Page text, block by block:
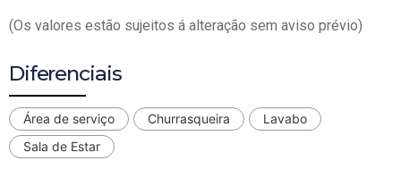
(Os valores estão sujeitos á alteração sem aviso prévio)
Diferenciais
Área de serviço Churrasqueira
Lavabo
Sala de Estar